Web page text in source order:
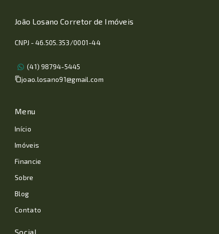
João Losano Corretor de Imóveis
CNPJ - 46.505.353/0001-44
(41) 98794-5445
joao.losano91@gmail.com
Menu
Início
Imóveis
Financie
Sobre
Blog
Contato
Social